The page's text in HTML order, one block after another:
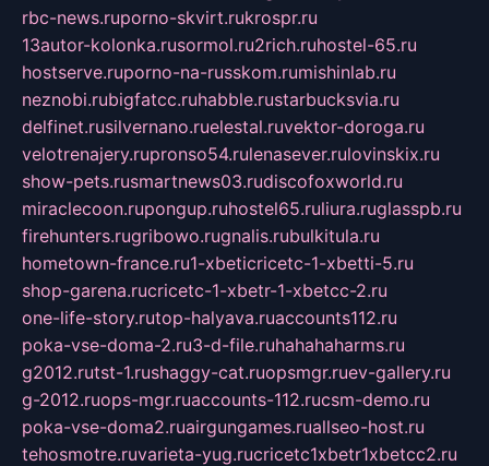
rbc-news.ruporno-skvirt.rukrospr.ru
13autor-kolonka.rusormol.ru2rich.ruhostel-65.ru
hostserve.ruporno-na-russkom.rumishinlab.ru
neznobi.rubigfatcc.ruhabble.rustarbucksvia.ru
delfinet.rusilvernano.ruelestal.ruvektor-doroga.ru
velotrenajery.rupronso54.rulenasever.rulovinskix.ru
show-pets.rusmartnews03.rudiscofoxworld.ru
miraclecoon.rupongup.ruhostel65.ruliura.ruglasspb.ru
firehunters.rugribowo.rugnalis.rubulkitula.ru
hometown-france.ru1-xbeticricetc-1-xbetti-5.ru
shop-garena.rucricetc-1-xbetr-1-xbetcc-2.ru
one-life-story.rutop-halyava.ruaccounts112.ru
poka-vse-doma-2.ru3-d-file.ruhahahaharms.ru
g2012.rutst-1.rushaggy-cat.ruopsmgr.ruev-gallery.ru
g-2012.ruops-mgr.ruaccounts-112.rucsm-demo.ru
poka-vse-doma2.ruairgungames.ruallseo-host.ru
tehosmotre.ruvarieta-yug.rucricetc1xbetr1xbetcc2.ru